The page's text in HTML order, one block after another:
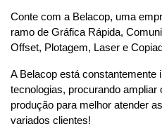
Conte com a Belacop, uma
ramo de Gráfica Rápida,
Offset, Plotagem, Laser e
A Belacop está constantemente
tecnologias, procurando ampliar
produção para melhor atender
variados clientes!